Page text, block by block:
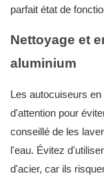
parfait état de
Nettoyage et
aluminium
Les autocuiseurs
d'attention pour
conseillé de les
l'eau. Évitez
d'acier, car ils